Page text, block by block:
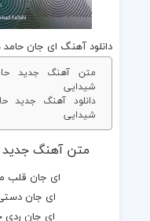
دانلود آهنگ ای جان حامد
متن آهنگ جدید
شیدایی
دانلود آهنگ جدید
شیدایی
متن آهنگ جدید
ای جان قلب
ای جان
ای جان ردی